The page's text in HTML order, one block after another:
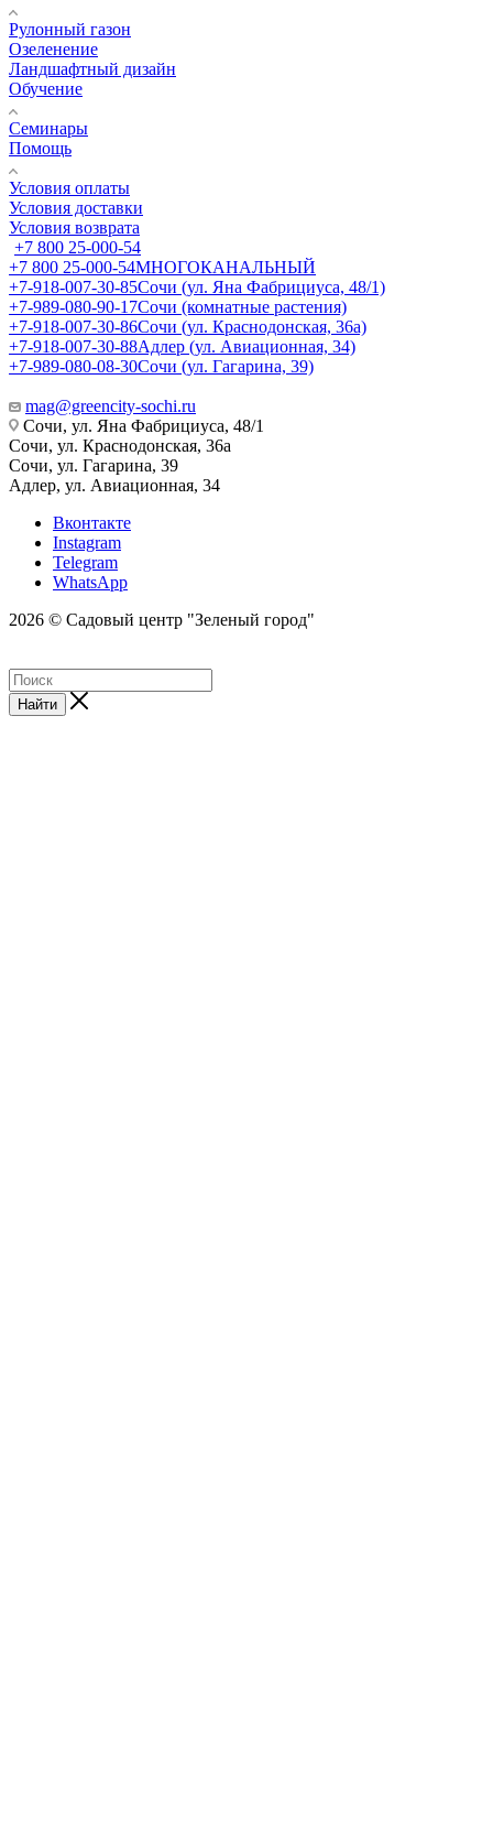
Рулонный газон
Озеленение
Ландшафтный дизайн
Обучение
Семинары
Помощь
Условия оплаты
Условия доставки
Условия возврата
+7 800 25-000-54
+7 800 25-000-54МНОГОКАНАЛЬНЫЙ
+7-918-007-30-85Сочи (ул. Яна Фабрициуса, 48/1)
+7-989-080-90-17Сочи (комнатные растения)
+7-918-007-30-86Сочи (ул. Краснодонская, 36а)
+7-918-007-30-88Адлер (ул. Авиационная, 34)
+7-989-080-08-30Сочи (ул. Гагарина, 39)
mag@greencity-sochi.ru
Сочи, ул. Яна Фабрициуса, 48/1
Сочи, ул. Краснодонская, 36а
Сочи, ул. Гагарина, 39
Адлер, ул. Авиационная, 34
Вконтакте
Instagram
Telegram
WhatsApp
2026 © Садовый центр "Зеленый город"
Найти